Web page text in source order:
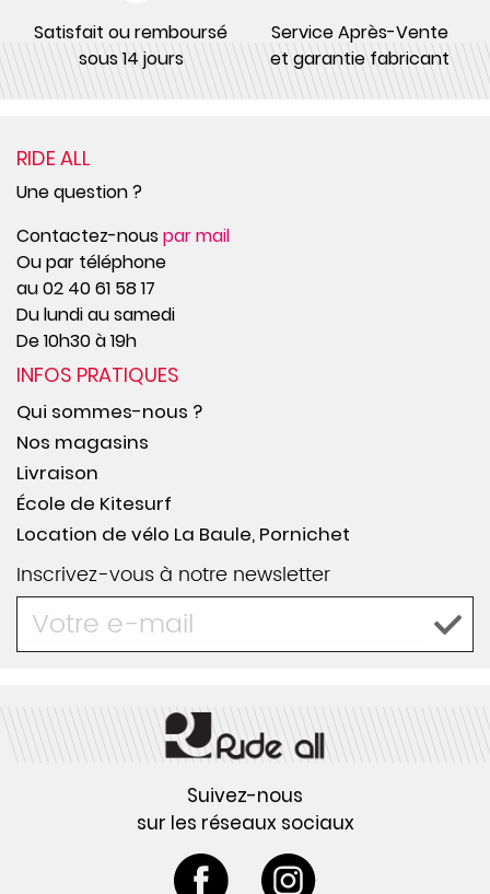
Satisfait ou remboursé
sous 14 jours
Service Après-Vente
et garantie fabricant
RIDE ALL
Une question ?
Contactez-nouspar mail
Ou par téléphone
au 02 40 61 58 17
Du lundi au samedi
De 10h30 à 19h
INFOS PRATIQUES
Qui sommes-nous ?
Nos magasins
Livraison
École de Kitesurf
Location de vélo La Baule, Pornichet
Inscrivez-vous à notre newsletter
Suivez-nous
sur les réseaux sociaux